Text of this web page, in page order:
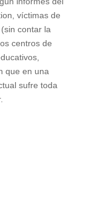
víctimas de
contar la
centros de
que en una
sufre toda